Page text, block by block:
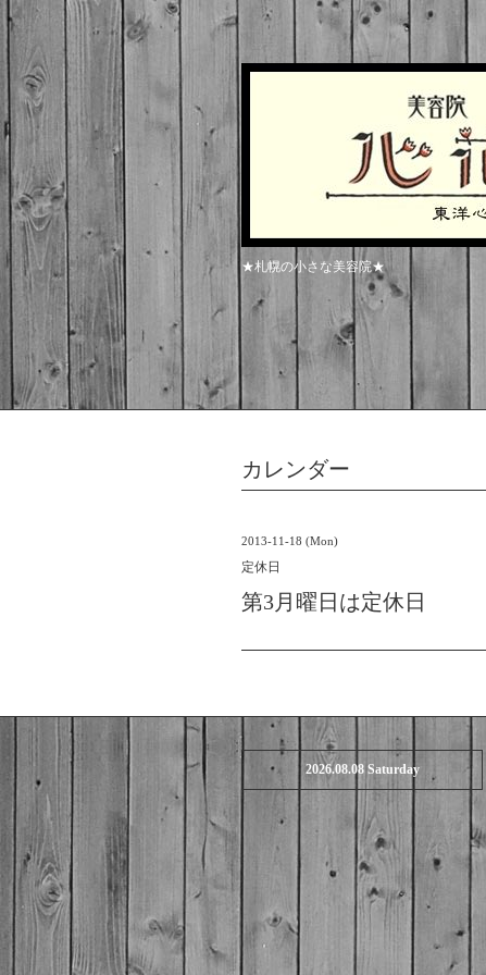
★札幌の小さな美容院★
カレンダー
2013-11-18 (Mon)
定休日
第3月曜日は定休日
2026.08.08 Saturday